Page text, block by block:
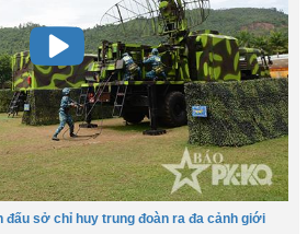
đấu sở chỉ huy trung đoàn ra đa cảnh giới